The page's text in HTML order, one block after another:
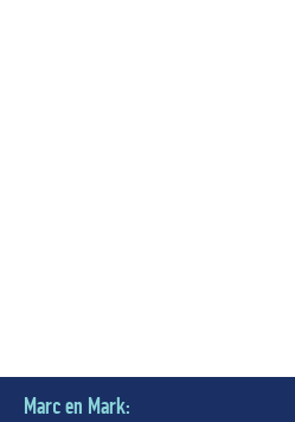
Marc en Mark: